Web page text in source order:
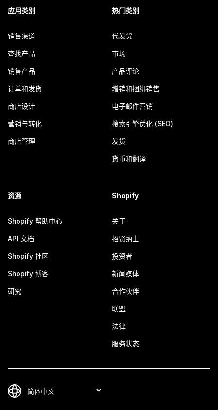
应用类别
销售渠道
查找产品
销售产品
订单和发货
商店设计
营销与转化
商店管理
热门类别
代发货
市场
产品评论
增销和捆绑销售
电子邮件营销
搜索引擎优化 (SEO)
发货
货币和翻译
资源
Shopify 帮助中心
API 文档
Shopify 社区
Shopify 博客
研究
Shopify
关于
招贤纳士
投资者
新闻媒体
合作伙伴
联盟
法律
服务状态